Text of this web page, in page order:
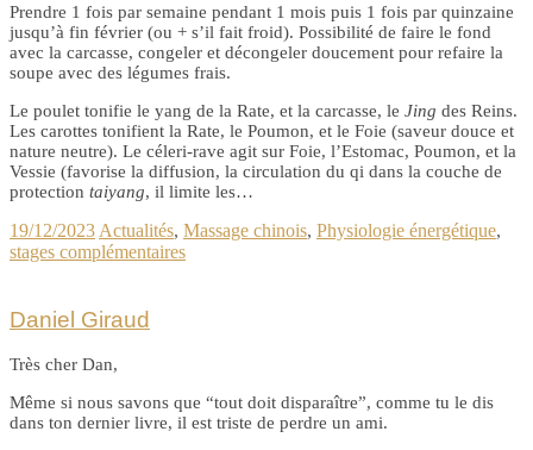
Prendre 1 fois par semaine pendant 1 mois puis 1 fois par quinzaine
jusqu’à fin février (ou + s’il fait froid). Possibilité de faire le fond
avec la carcasse, congeler et décongeler doucement pour refaire la
soupe avec des légumes frais.
Le poulet tonifie le yang de la Rate, et la carcasse, le Jing des Reins.
Les carottes tonifient la Rate, le Poumon, et le Foie (saveur douce et
nature neutre). Le céleri-rave agit sur Foie, l’Estomac, Poumon, et la
Vessie (favorise la diffusion, la circulation du qi dans la couche de
protection taiyang, il limite les…
19/12/2023 Actualités, Massage chinois, Physiologie énergétique,
stages complémentaires
Daniel Giraud
Très cher Dan,
Même si nous savons que “tout doit disparaître”, comme tu le dis
dans ton dernier livre, il est triste de perdre un ami.